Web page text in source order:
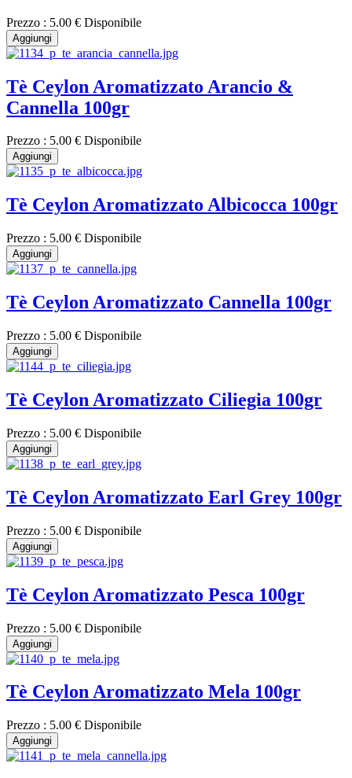
Prezzo : 5.00 € Disponibile
Aggiungi
Tè Ceylon Aromatizzato Arancio &
Cannella 100gr
Prezzo : 5.00 € Disponibile
Aggiungi
Tè Ceylon Aromatizzato Albicocca 100gr
Prezzo : 5.00 € Disponibile
Aggiungi
Tè Ceylon Aromatizzato Cannella 100gr
Prezzo : 5.00 € Disponibile
Aggiungi
Tè Ceylon Aromatizzato Ciliegia 100gr
Prezzo : 5.00 € Disponibile
Aggiungi
Tè Ceylon Aromatizzato Earl Grey 100gr
Prezzo : 5.00 € Disponibile
Aggiungi
Tè Ceylon Aromatizzato Pesca 100gr
Prezzo : 5.00 € Disponibile
Aggiungi
Tè Ceylon Aromatizzato Mela 100gr
Prezzo : 5.00 € Disponibile
Aggiungi